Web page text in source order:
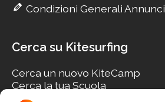
Condizioni Generali Annunci
Cerca su Kitesurfing
Cerca un nuovo KiteCamp
Cerca la tua Scuola
Cerca il tuo KiteSpot